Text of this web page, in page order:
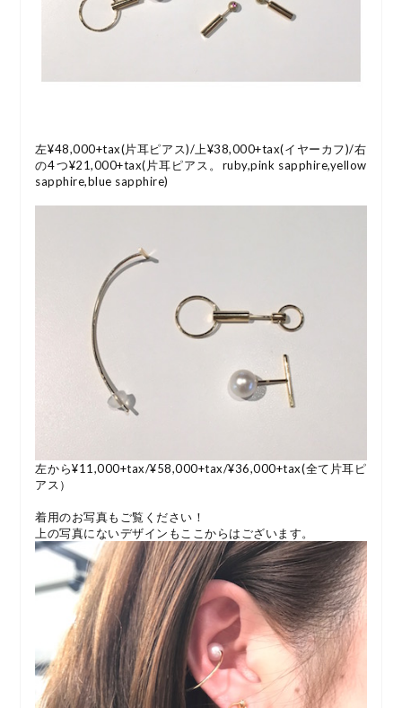
左¥48,000+tax(片耳ピアス)/上¥38,000+tax(イヤーカフ)/右
の4つ¥21,000+tax(片耳ピアス。ruby,pink sapphire,yellow
sapphire,blue sapphire)
左から¥11,000+tax/¥58,000+tax/¥36,000+tax(全て片耳ピ
アス）
着用のお写真もご覧ください！
上の写真にないデザインもここからはございます。